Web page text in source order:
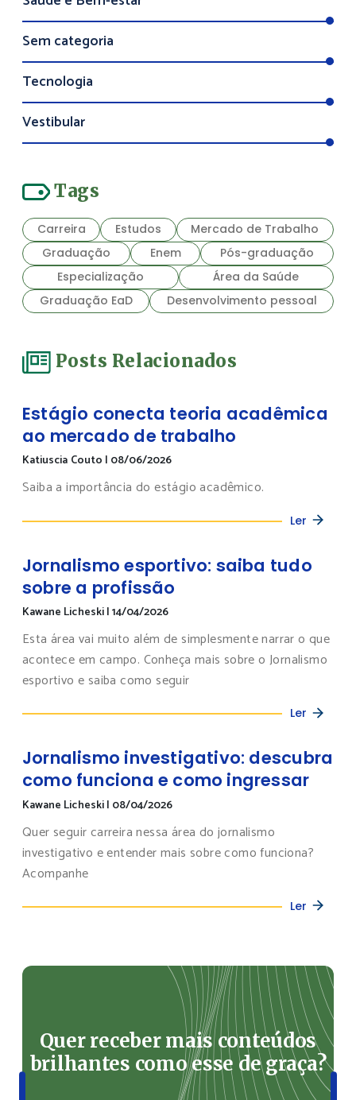
Sem categoria
Tecnologia
Vestibular
Tags
Carreira Estudos
Mercado de Trabalho
Graduação
Enem
Pós-graduação
Especialização
Área da Saúde
Graduação EaD
Desenvolvimento pessoal
Posts Relacionados
Estágio conecta teoria acadêmica
ao mercado de trabalho
Katiuscia Couto | 08/06/2026
Saiba a importância do estágio acadêmico.
Ler
Jornalismo esportivo: saiba tudo
sobre a profissão
Kawane Licheski|14/04/2026
Esta área vai muito além de simplesmente narrar o que
acontece em campo. Conheça mais sobre o Jornalismo
esportivo e saiba como seguir
Ler
Jornalismo investigativo: descubra
como funciona e como ingressar
Kawane Licheski| 08/04/2026
Quer seguir carreira nessa área do jornalismo
investigativo e entender mais sobre como funciona?
Acompanhe
Ler
Quer receber mais conteúdos
brilhantes como esse de graça?